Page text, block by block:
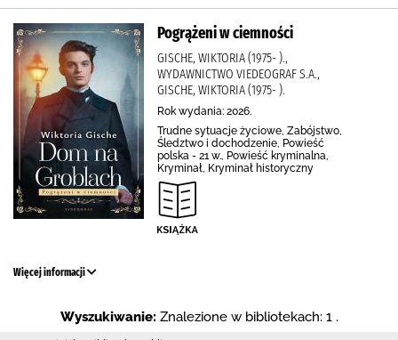
Pogrążeni w ciemności
GISCHE, WIKTORIA (1975- ).,
WYDAWNICTWO VIEDEOGRAF S.A.,
GISCHE, WIKTORIA (1975- ).
Rok wydania: 2026.
Trudne sytuacje życiowe, Zabójstwo,
Śledztwo i dochodzenie, Powieść
polska - 21 w., Powieść kryminalna,
Kryminał, Kryminał historyczny
Więcej informacji
Wyszukiwanie: Znalezione w bibliotekach: 1 .